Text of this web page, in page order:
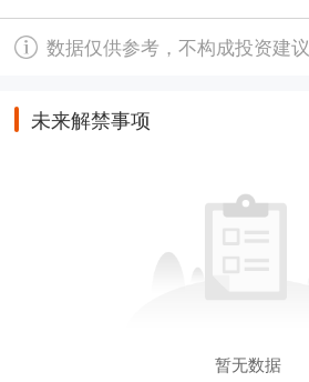
数据仅供参考，不构成投资建议
未来解禁事项
暂无数据